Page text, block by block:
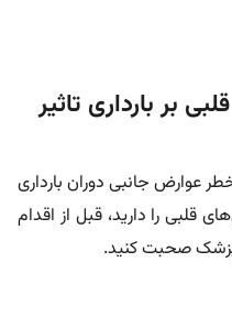
بر بارداری تاثیر
عوارض جانبی دوران بارداری
قلبی را دارید، قبل از اقدام
پزشک صحبت کنید.